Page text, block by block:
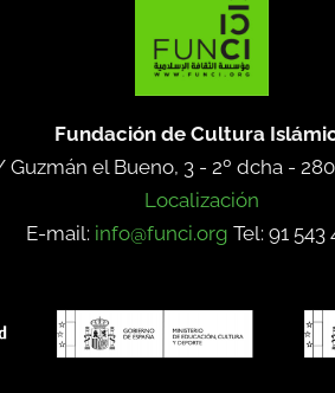
Fundación de Cultura
Guzmán el Bueno, 3 - 2º dcha -
Localización
E-mail: info@funci.org Tel: 91 543